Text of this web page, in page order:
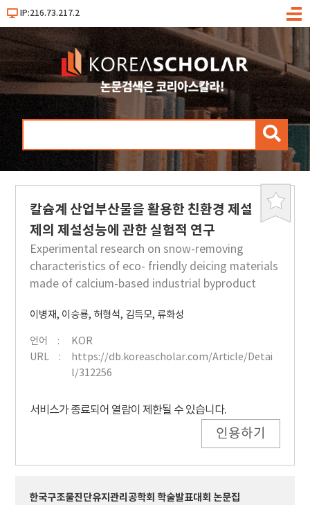
IP:216.73.217.2
메
검
북
칼슘계 산업부산물을 활용한 친환경 제설
제의 제설성능에 관한 실험적 연구
Experimental research on snow-removing
characteristics of eco- friendly deicing materials
made of calcium-based industrial byproduct
이병재, 이승룡, 허형석, 김득모, 류화성
언어
KOR
URL
https://db.koreascholar.com/Article/Detai
l/312256
서비스가 종료되어 열람이 제한될 수 있습니다.
인용하기
한국구조물진단유지관리공학회 학술발표대회 논문집